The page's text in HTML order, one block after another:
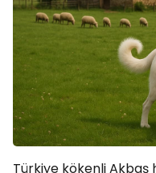
Türkiye kökenli Akbaş